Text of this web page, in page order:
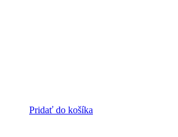
Pridať do košíka